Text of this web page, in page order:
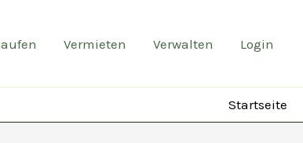
Vermieten Verwalten Login
Startseite